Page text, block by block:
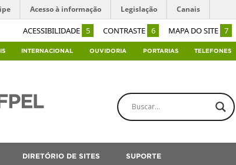
ACESSIBILIDADE 5 CONTRASTE 6 MAPA DO SITE 7
Acesso à informação Legislação Canais
INTERNACIONAL OUVIDORIA PORTARIAS TELEFONES
DIRETÓRIO DE SITES SUPORTE